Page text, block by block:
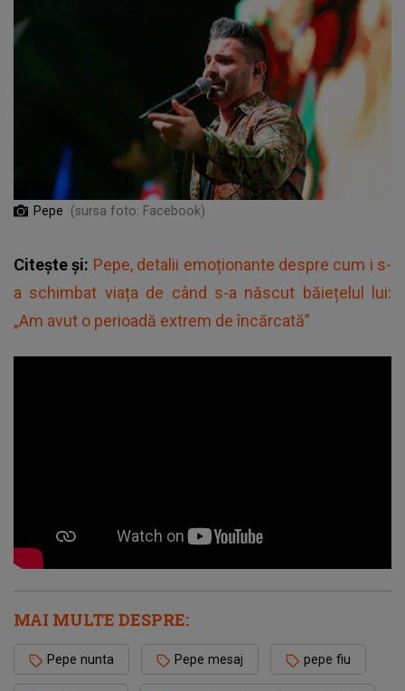
Pepe (sursa foto: Facebook)
Citește și: Pepe, detalii emoționante despre cum i s-
a schimbat viața de când s-a născut băiețelul lui:
„Am avut o perioadă extrem de încărcată”
MAI MULTE DESPRE:
Pepe nunta Pepe mesaj pepe fiu